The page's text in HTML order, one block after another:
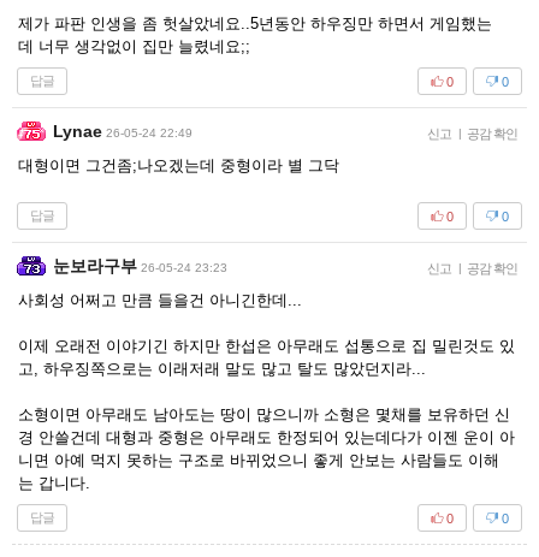
제가 파판 인생을 좀 헛살았네요..5년동안 하우징만 하면서 게임했는
데 너무 생각없이 집만 늘렸네요;;
답글 0
0
Lynae 26-05-24 22:49 신고 | 공감 확인
대형이면 그건좀;나오겠는데 중형이라 별 그닥
답글 0
0
눈보라구부 26-05-24 23:23 신고 | 공감 확인
사회성 어쩌고 만큼 들을건 아니긴한데...
이제 오래전 이야기긴 하지만 한섭은 아무래도 섭통으로 집 밀린것도 있
고, 하우징쪽으로는 이래저래 말도 많고 탈도 많았던지라...
소형이면 아무래도 남아도는 땅이 많으니까 소형은 몇채를 보유하던 신
경 안쓸건데 대형과 중형은 아무래도 한정되어 있는데다가 이젠 운이 아
니면 아예 먹지 못하는 구조로 바뀌었으니 좋게 안보는 사람들도 이해
는 갑니다.
답글 0
0